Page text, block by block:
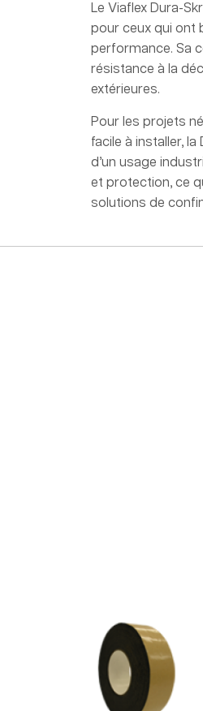
Le Viaflex Dura-
pour ceux qui ont
performance. Sa
résistance à la
extérieures.
Pour les projets
facile à installer, la
d’un usage
et protection, ce
solutions de